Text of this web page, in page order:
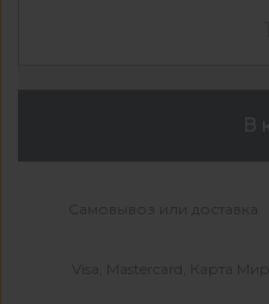
В
Самовывоз или доставка
Visa, Mastercard, Карта Мир